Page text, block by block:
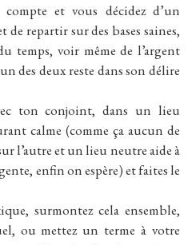
et vous décidez d’un
repartir sur des bases saines,
temps, voir même de l’argent
des deux reste dans son délire
ton conjoint, dans un lieu
calme (comme ça aucun de
l’autre et un lieu neutre aide à
enfin on espère) et faites le
surmontez cela ensemble,
ou mettez un terme à votre